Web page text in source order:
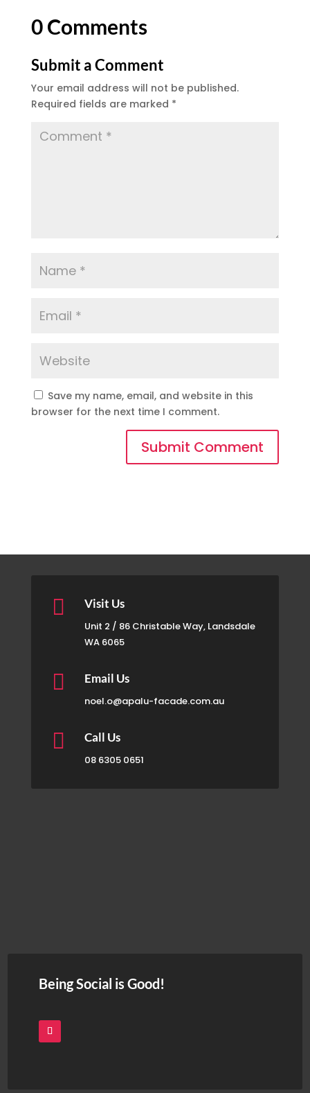
0 Comments
Submit a Comment
Your email address will not be published.
Required fields are marked *
Save my name, email, and website in this
browser for the next time I comment.
Submit Comment
 Visit Us
Unit 2 / 86 Christable Way, Landsdale
WA 6065
 Email Us
noel.o@apalu-facade.com.au
 Call Us
08 6305 0651
Being Social is Good!